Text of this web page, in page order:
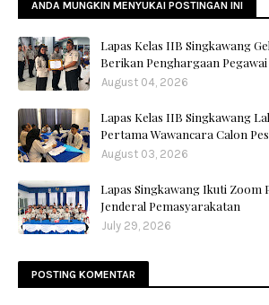
ANDA MUNGKIN MENYUKAI POSTINGAN INI
Lapas Kelas IIB Singkawang
Berikan Penghargaan Pegawai
August 04, 2026
Lapas Kelas IIB Singkawang
Pertama Wawancara Calon
August 03, 2026
Lapas Singkawang Ikuti
Jenderal Pemasyarakatan
July 29, 2026
POSTING KOMENTAR